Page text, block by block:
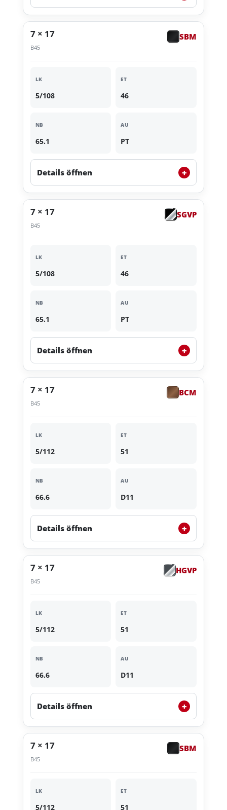
7 × 17
B45
SBM
LK
5/108
ET
46
NB
65.1
AU
PT
Details öffnen +
7 × 17
B45
SGVP
LK
5/108
ET
46
NB
65.1
AU
PT
Details öffnen +
7 × 17
B45
BCM
LK
5/112
ET
51
NB
66.6
AU
D11
Details öffnen +
7 × 17
B45
HGVP
LK
5/112
ET
51
NB
66.6
AU
D11
Details öffnen +
7 × 17
B45
SBM
LK
5/112
ET
51